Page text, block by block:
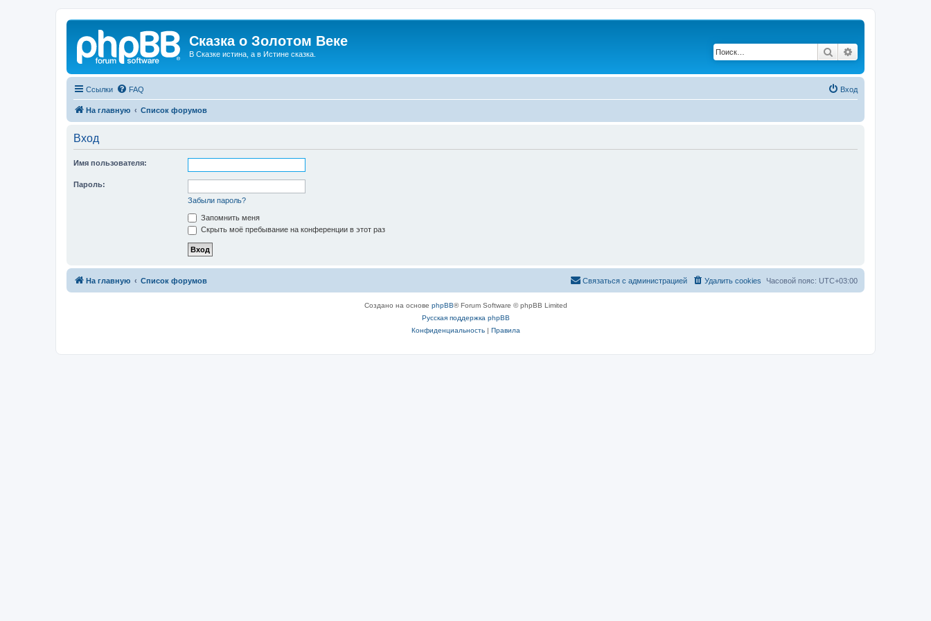
Сказка о Золотом Веке
В Сказке истина, а в Истине сказка. Поиск
Ссылки FAQ Вход
На главную Список форумов
Вход
Имя пользователя:
Пароль:
Забыли пароль?
Запомнить меня
Скрыть моё пребывание на конференции в этот раз
На главную Список форумов Часовой пояс: UTC+03:00
Удалить cookies
Связаться с администрацией
Создано на основе phpBB® Forum Software © phpBB Limited
Русская поддержка phpBB
Конфиденциальность| Правила